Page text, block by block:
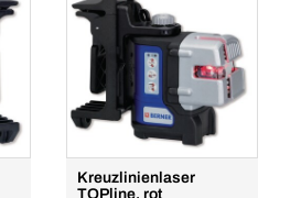
VPE/ST
den Warenkorb
Kreuzlinienlaser
TOPline, rot